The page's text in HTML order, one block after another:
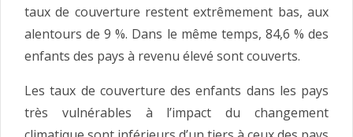
taux de couverture restent extrêmement bas, aux
alentours de 9 %. Dans le même temps, 84,6 % des
enfants des pays à revenu élevé sont couverts.
Les taux de couverture des enfants dans les pays
très vulnérables à l’impact du changement